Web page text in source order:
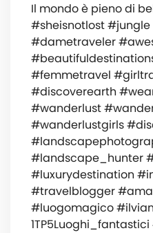
Il mondo è pieno di
#sheisnotlost
#dametraveler
#femmetravel
#discoverearth
#wanderlust
#wanderlustgirls
#landscape_hunter
#luxurydestination
#travelblogger
#luogomagico